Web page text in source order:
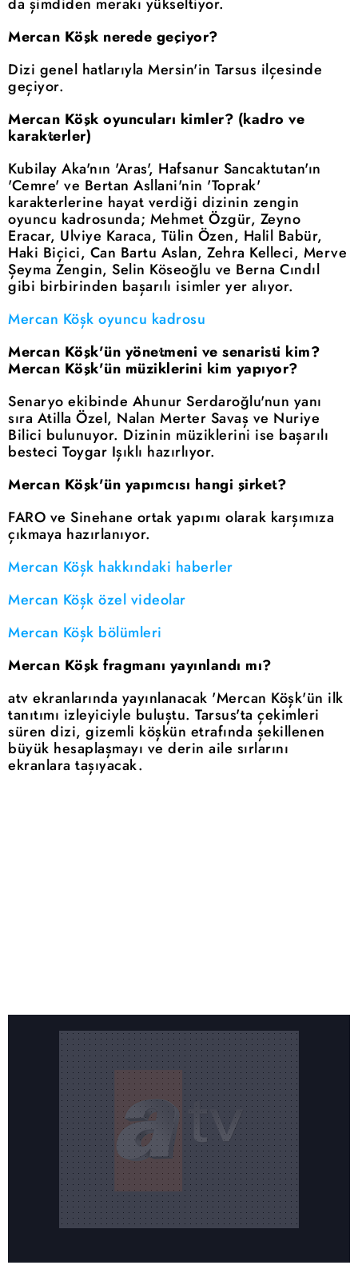
Mercan Köşk nerede geçiyor?
Dizi genel hatlarıyla Mersin'in Tarsus ilçesinde
geçiyor.
Mercan Köşk oyuncuları kimler? (kadro ve
karakterler)
Kubilay Aka'nın 'Aras', Hafsanur Sancaktutan'ın
'Cemre' ve Bertan Asllani'nin 'Toprak'
karakterlerine hayat verdiği dizinin zengin
oyuncu kadrosunda; Mehmet Özgür, Zeyno
Eracar, Ulviye Karaca, Tülin Özen, Halil Babür,
Haki Biçici, Can Bartu Aslan, Zehra Kelleci, Merve
Şeyma Zengin, Selin Köseoğlu ve Berna Cındıl
gibi birbirinden başarılı isimler yer alıyor.
Mercan Köşk oyuncu kadrosu
Mercan Köşk'ün yönetmeni ve senaristi kim?
Mercan Köşk'ün müziklerini kim yapıyor?
Senaryo ekibinde Ahunur Serdaroğlu'nun yanı
sıra Atilla Özel, Nalan Merter Savaş ve Nuriye
Bilici bulunuyor. Dizinin müziklerini ise başarılı
besteci Toygar Işıklı hazırlıyor.
Mercan Köşk'ün yapımcısı hangi şirket?
FARO ve Sinehane ortak yapımı olarak karşımıza
çıkmaya hazırlanıyor.
Mercan Köşk hakkındaki haberler
Mercan Köşk özel videolar
Mercan Köşk bölümleri
Mercan Köşk fragmanı yayınlandı mı?
atv ekranlarında yayınlanacak 'Mercan Köşk'ün ilk
tanıtımı izleyiciyle buluştu. Tarsus'ta çekimleri
süren dizi, gizemli köşkün etrafında şekillenen
büyük hesaplaşmayı ve derin aile sırlarını
ekranlara taşıyacak.